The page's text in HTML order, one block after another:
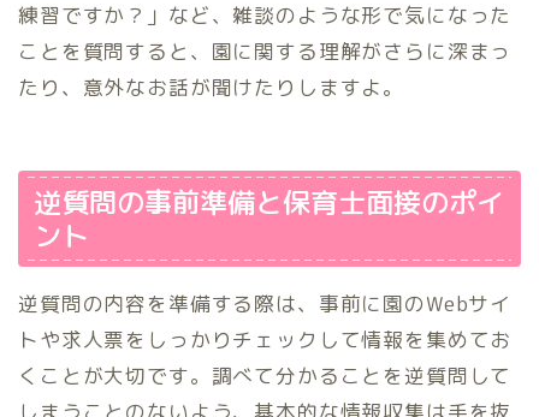
練習ですか？」など、雑談のような形で気になった
ことを質問すると、園に関する理解がさらに深まっ
たり、意外なお話が聞けたりしますよ。
逆質問の事前準備と保育士面接のポイ
ント
逆質問の内容を準備する際は、事前に園のWebサイ
トや求人票をしっかりチェックして情報を集めてお
くことが大切です。調べて分かることを逆質問して